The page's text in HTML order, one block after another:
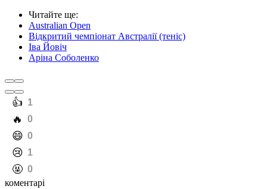
Читайте ще:
Australian Open
Відкритий чемпіонат Австралії (теніс)
Іва Йовіч
Аріна Соболенко
️👍 1
️🔥 0
️😄 0
️😢 1
️🤬 0
коментарі